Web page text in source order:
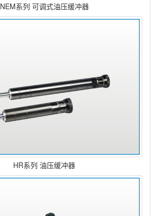
NEM系列 可调式油压缓冲器
HR系列 油压缓冲器